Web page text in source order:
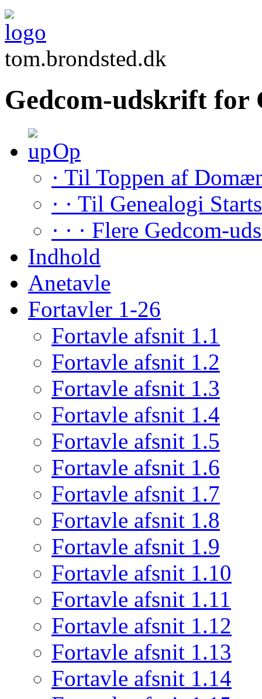
tom.brondsted.dk
Gedcom-udskrift for
Op
· Til Toppen af
· · Til Genealogi
· · · Flere Gedcom-
Indhold
Anetavle
Fortavler 1-26
Fortavle afsnit 1.1
Fortavle afsnit 1.2
Fortavle afsnit 1.3
Fortavle afsnit 1.4
Fortavle afsnit 1.5
Fortavle afsnit 1.6
Fortavle afsnit 1.7
Fortavle afsnit 1.8
Fortavle afsnit 1.9
Fortavle afsnit 1.10
Fortavle afsnit 1.11
Fortavle afsnit 1.12
Fortavle afsnit 1.13
Fortavle afsnit 1.14